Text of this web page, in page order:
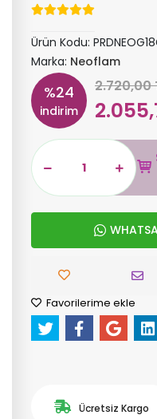
Ürün Kodu:
Marka: Neoflam
%24
indirim
2.720,00
Favorilerime ekle
Ücretsiz Kargo